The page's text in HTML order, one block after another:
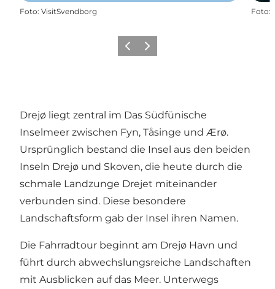
Foto: VisitSvendborg Foto:
ZurückWeiter
Drejø liegt zentral im Das Südfünische
Inselmeer zwischen Fyn, Tåsinge und Ærø.
Ursprünglich bestand die Insel aus den beiden
Inseln Drejø und Skoven, die heute durch die
schmale Landzunge Drejet miteinander
verbunden sind. Diese besondere
Landschaftsform gab der Insel ihren Namen.
Die Fahrradtour beginnt am Drejø Havn und
führt durch abwechslungsreiche Landschaften
mit Ausblicken auf das Meer. Unterwegs